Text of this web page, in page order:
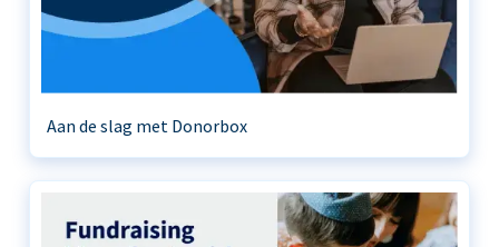
Aan de slag met Donorbox